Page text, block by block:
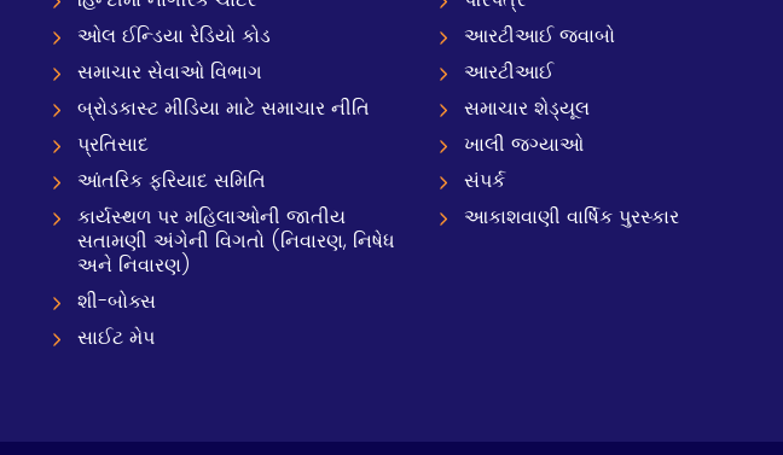
ઓલ ઈન્ડિયા રેડિયો કોડ
સમાચાર સેવાઓ વિભાગ
બ્રોડકાસ્ટ મીડિયા માટે સમાચાર નીતિ
પ્રતિસાદ
આંતરિક ફરિયાદ સમિતિ
કાર્યસ્થળ પર મહિલાઓની જાતીય
સતામણી અંગેની વિગતો (નિવારણ, નિષેધ
અને નિવારણ)
શી-બોક્સ
સાઈટ મેપ
આરટીઆઈ જવાબો
આરટીઆઈ
સમાચાર શેડ્યૂલ
ખાલી જગ્યાઓ
સંપર્ક
આકાશવાણી વાર્ષિક પુરસ્કાર